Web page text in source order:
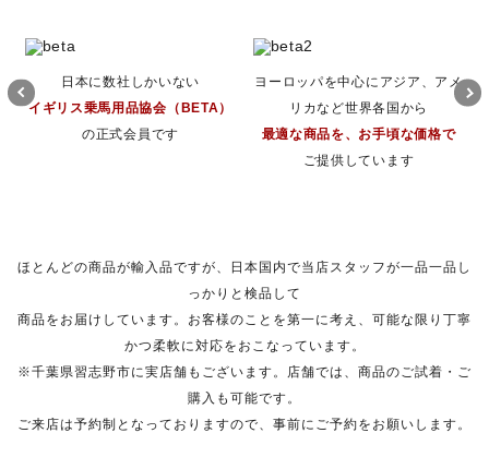
日本に数社しかいない
イギリス乗馬用品協会（BETA）
の正式会員です
ヨーロッパを中心にアジア、アメ
リカなど世界各国から
最適な商品を、お手頃な価格で
ご提供しています
ほとんどの商品が輸入品ですが、日本国内で当店スタッフが一品一品し
っかりと検品して
商品をお届けしています。お客様のことを第一に考え、可能な限り丁寧
かつ柔軟に対応をおこなっています。
※千葉県習志野市に実店舗もございます。店舗では、商品のご試着・ご
購入も可能です。
ご来店は予約制となっておりますので、事前にご予約をお願いします。